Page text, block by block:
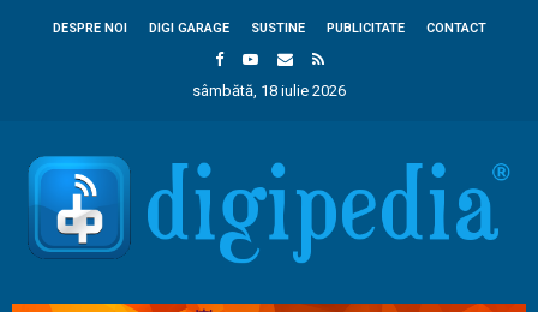
DESPRE NOI DIGI GARAGE SUSTINE PUBLICITATE CONTACT
sâmbătă, 18 iulie 2026